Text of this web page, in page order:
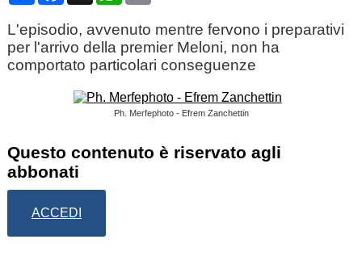
L'episodio, avvenuto mentre fervono i preparativi
per l'arrivo della premier Meloni, non ha
comportato particolari conseguenze
Ph. Merfephoto - Efrem Zanchettin
Questo contenuto è riservato agli
abbonati
ACCEDI